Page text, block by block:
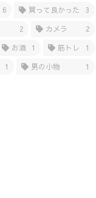
6 買って良かった
3
2 カメラ
2
お酒 1 筋トレ
1
1 男の小物 1